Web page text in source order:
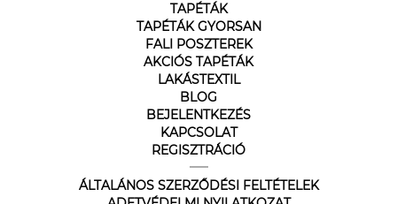
TAPÉTÁK
TAPÉTÁK GYORSAN
FALI POSZTEREK
AKCIÓS TAPÉTÁK
LAKÁSTEXTIL
BLOG
BEJELENTKEZÉS
KAPCSOLAT
REGISZTRÁCIÓ
ÁLTALÁNOS SZERZŐDÉSI FELTÉTELEK